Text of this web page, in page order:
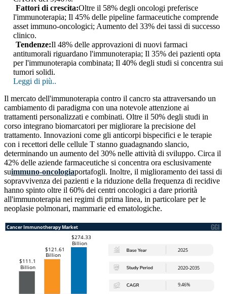
Fattori di crescita:Oltre il 58% degli oncologi preferisce
l'immunoterapia; Il 45% delle pipeline farmaceutiche comprende
asset immuno-oncologici; Aumento del 33% dei tassi di successo
clinico.
Tendenze:Il 48% delle approvazioni di nuovi farmaci
antitumorali riguardano l'immunoterapia; Il 35% dei pazienti opta
per l'immunoterapia combinata; Il 40% degli studi si concentra sui
tumori solidi.
Leggi di più..
Il mercato dell'immunoterapia contro il cancro sta attraversando un
cambiamento di paradigma con una notevole attenzione ai
trattamenti personalizzati e combinati. Oltre il 50% degli studi in
corso integrano biomarcatori per migliorare la precisione del
trattamento. Innovazioni come gli anticorpi bispecifici e le terapie
con i recettori delle cellule T stanno guadagnando slancio,
determinando un aumento del 30% nelle attività di sviluppo. Circa il
42% delle aziende farmaceutiche si concentra ora esclusivamente
suimmuno-oncologiaportafogli. Inoltre, il miglioramento dei tassi di
sopravvivenza dei pazienti e la riduzione della frequenza di recidive
hanno spinto oltre il 60% dei centri oncologici a dare priorità
all'immunoterapia nei regimi di prima linea, in particolare per le
neoplasie polmonari, mammarie ed ematologiche.